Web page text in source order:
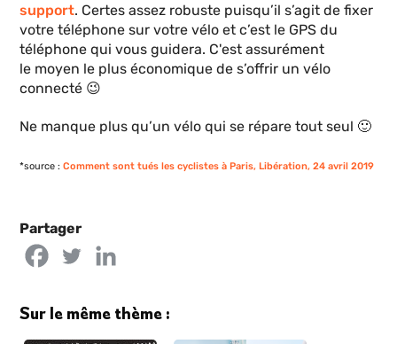
support. Certes assez robuste puisqu’il s’agit de fixer
votre téléphone sur votre vélo et c’est le GPS du
téléphone qui vous guidera. C'est assurément
le moyen le plus économique de s’offrir un vélo
connecté 😉
Ne manque plus qu’un vélo qui se répare tout seul 🙂
*source :Comment sont tués les cyclistes à Paris, Libération, 24 avril 2019
Partager
Sur le même thème :